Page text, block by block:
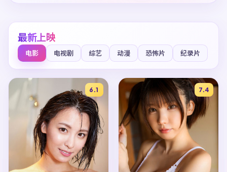
最新上映
电影 电视剧 综艺 动漫 恐怖片 纪录片
6.1 7.4